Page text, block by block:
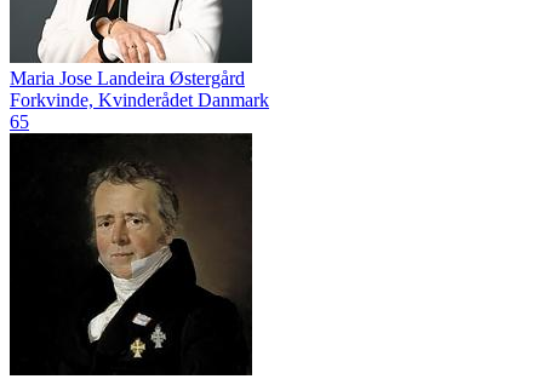
Maria Jose Landeira Østergård
Forkvinde, Kvinderådet Danmark
65